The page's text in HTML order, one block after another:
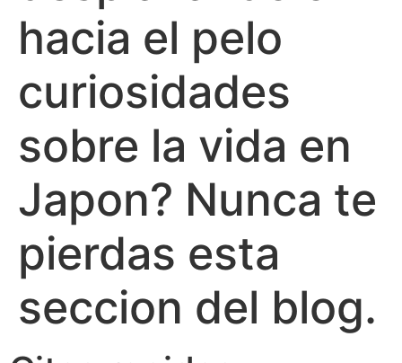
hacia el pelo
curiosidades
sobre la vida en
Japon? Nunca te
pierdas esta
seccion del blog.